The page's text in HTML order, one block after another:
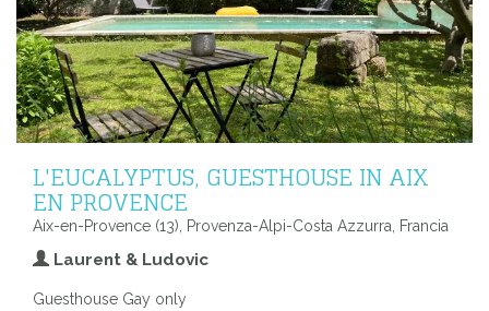
L'EUCALYPTUS, GUESTHOUSE IN AIX
EN PROVENCE
Aix-en-Provence (13), Provenza-Alpi-Costa Azzurra, Francia
Laurent & Ludovic
Guesthouse Gay only